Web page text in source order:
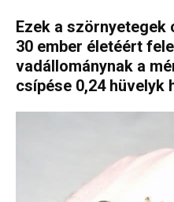
Ezek a szörnyetegek
30 ember életéért
vadállománynak a
csípése 0,24 hüvelyk